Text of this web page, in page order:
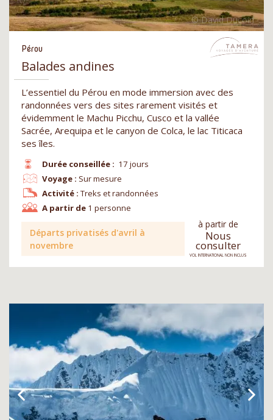
Pérou
Balades andines
L’essentiel du Pérou en mode immersion avec des
randonnées vers des sites rarement visités et
évidemment le Machu Picchu, Cusco et la vallée
Sacrée, Arequipa et le canyon de Colca, le lac Titicaca
ses îles.
Durée conseillée : 17 jours
Voyage : Sur mesure
Activité : Treks et randonnées
A partir de 1 personne
Départs privatisés d'avril à
novembre
à partir de
Nous
consulter
VOL INTERNATIONAL NON INCLUS